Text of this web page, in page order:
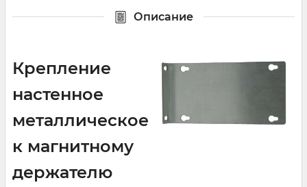
Описание
Крепление
настенное
металлическое
к магнитному
держателю